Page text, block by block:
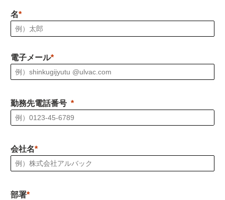
名
電子メール
勤務先電話番号
会社名
部署